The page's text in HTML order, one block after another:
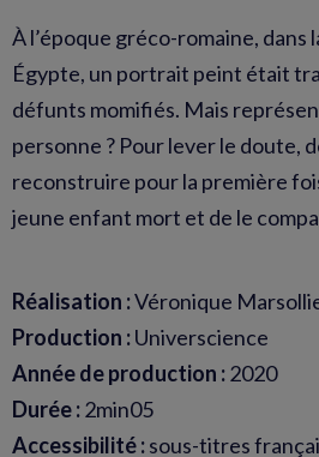
À l’époque gréco-romaine, dans
Égypte, un portrait peint était
défunts momifiés. Mais
personne ? Pour lever le doute,
reconstruire pour la première
jeune enfant mort et de le
Réalisation :Véronique
Production :Universcience
Année de production :2020
Durée :2min05
Accessibilité :sous-titres